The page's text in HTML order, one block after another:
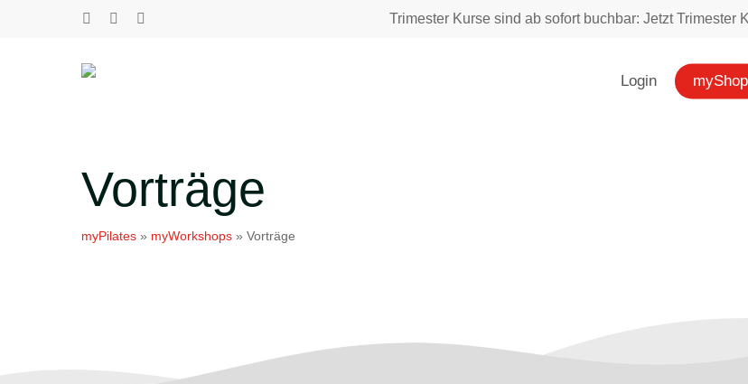
Trimester Kurse sind ab sofort buchbar: Jetzt Trimester
Login myShop
Vorträge
myPilates » myWorkshops » Vorträge